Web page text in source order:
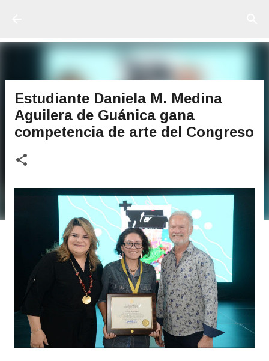
Estudiante Daniela M. Medina
Aguilera de Guánica gana
competencia de arte del Congreso